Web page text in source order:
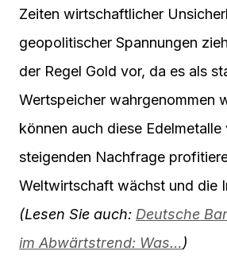
Zeiten wirtschaftlicher
geopolitischer Spannungen
der Regel Gold vor, da es als
Wertspeicher wahrgenommen
können auch diese Edelmetalle
steigenden Nachfrage
Weltwirtschaft wächst und die
(Lesen Sie auch: Deutsche
im Abwärtstrend: Was…)